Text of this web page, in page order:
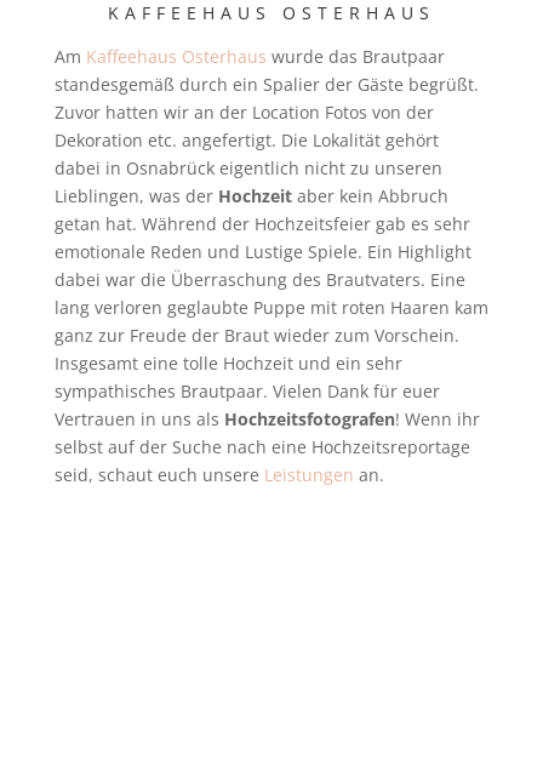
KAFFEEHAUS OSTERHAUS
Am Kaffeehaus Osterhaus wurde das Brautpaar
standesgemäß durch ein Spalier der Gäste begrüßt.
Zuvor hatten wir an der Location Fotos von der
Dekoration etc. angefertigt. Die Lokalität gehört
dabei in Osnabrück eigentlich nicht zu unseren
Lieblingen, was der Hochzeitaber kein Abbruch
getan hat. Während der Hochzeitsfeier gab es sehr
emotionale Reden und Lustige Spiele. Ein Highlight
dabei war die Überraschung des Brautvaters. Eine
lang verloren geglaubte Puppe mit roten Haaren kam
ganz zur Freude der Braut wieder zum Vorschein.
Insgesamt eine tolle Hochzeit und ein sehr
sympathisches Brautpaar. Vielen Dank für euer
Vertrauen in uns als Hochzeitsfotografen! Wenn ihr
selbst auf der Suche nach eine Hochzeitsreportage
seid, schaut euch unsere Leistungen an.